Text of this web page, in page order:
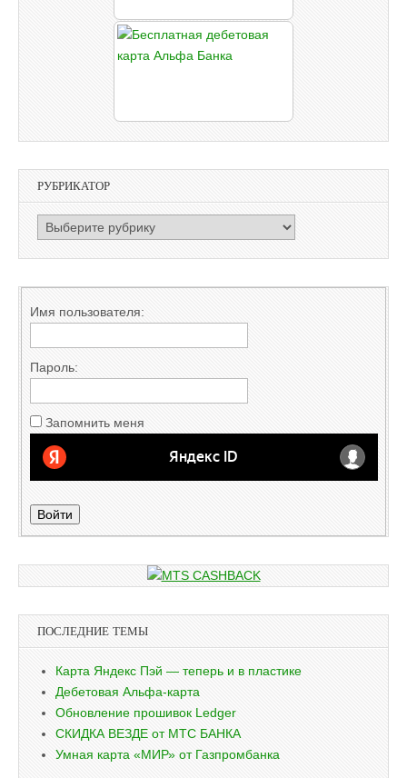
РУБРИКАТОР
РУБРИКАТОР
Имя пользователя:
Пароль:
Запомнить меня
Войти
ПОСЛЕДНИЕ ТЕМЫ
Карта Яндекс Пэй — теперь и в пластике
Дебетовая Альфа-карта
Обновление прошивок Ledger
СКИДКА ВЕЗДЕ от МТС БАНКА
Умная карта «МИР» от Газпромбанка